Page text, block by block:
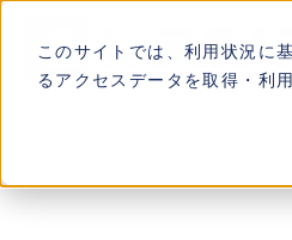
このサイトでは、利用状況に
るアクセスデータを取得・利